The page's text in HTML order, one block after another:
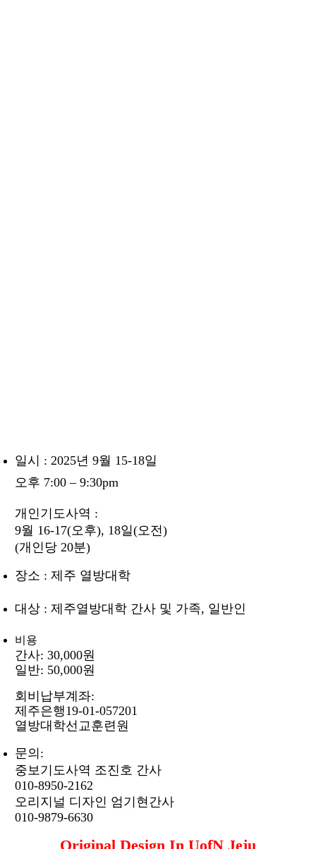
일시 : 2025년 9월 15-18일
오후 7:00 – 9:30pm
개인기도사역 :
9월 16-17(오후), 18일(오전)
(개인당 20분)
장소 :제주 열방대학
대상 : 제주열방대학 간사 및 가족, 일반인
비용
간사: 30,000원
일반: 50,000원
회비납부계좌:
제주은행19-01-057201
열방대학선교훈련원
문의:
중보기도사역 조진호 간사
010-8950-2162
오리지널 디자인 엄기현간사
010-9879-6630
Original Design In UofN Jeju